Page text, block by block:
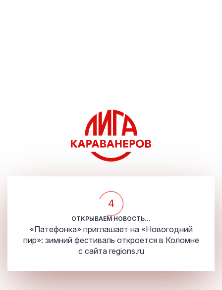
4
ОТКРЫВАЕМ НОВОСТЬ...
«Патефонка» приглашает на «Новогодний
пир»: зимний фестиваль откроется в Коломне
с сайта regions.ru